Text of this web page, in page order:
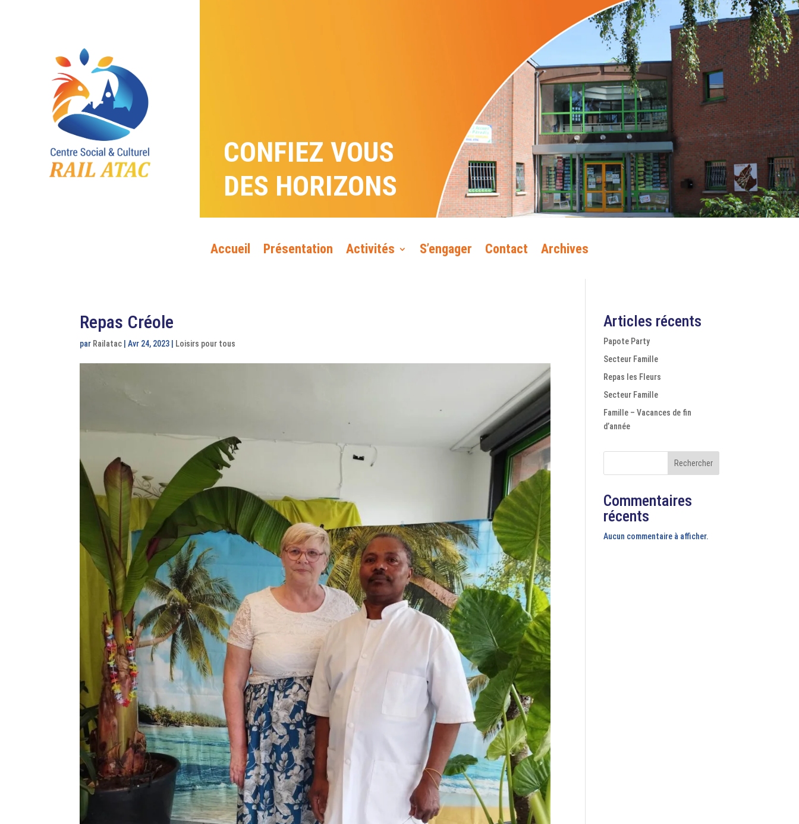
CONFIEZ VOUS
DES HORIZONS
Accueil Présentation Activités S’engager Contact Archives
Repas Créole
par Railatac |Avr 24, 2023 Loisirs pour tous
Articles récents
Papote Party
Secteur Famille
Repas les Fleurs
Secteur Famille
Famille – Vacances de fin
d’année
Rechercher
Commentaires
récents
Aucun commentaire à afficher.